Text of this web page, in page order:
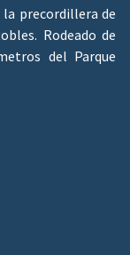
precordillera de
Rodeado de
del Parque